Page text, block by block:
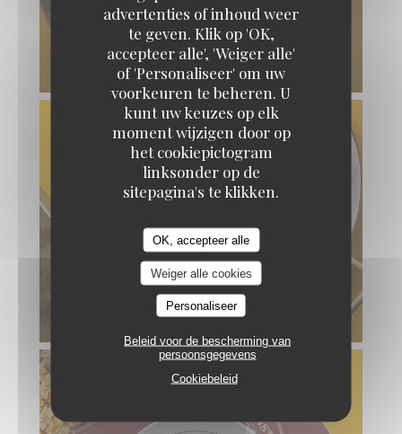
advertenties of inhoud weer
te geven. Klik op 'OK,
accepteer alle', 'Weiger alle'
of 'Personaliseer' om uw
voorkeuren te beheren. U
kunt uw keuzes op elk
moment wijzigen door op
het cookiepictogram
linksonder op de
sitepagina's te klikken.
OK, accepteer alle
Weiger alle cookies
Personaliseer
Beleid voor de bescherming van
persoonsgegevens
Cookiebeleid